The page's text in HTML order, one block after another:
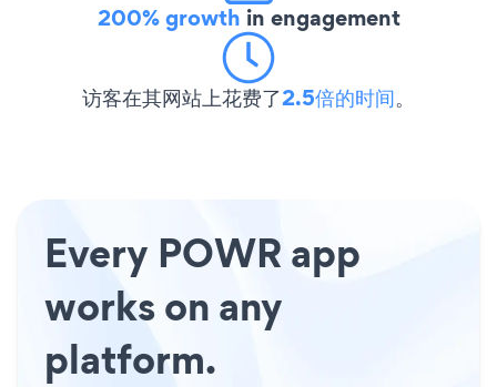
200% growth in engagement
访客在其网站上花费了2.5倍的时间。
Every POWR app
works on any
platform.